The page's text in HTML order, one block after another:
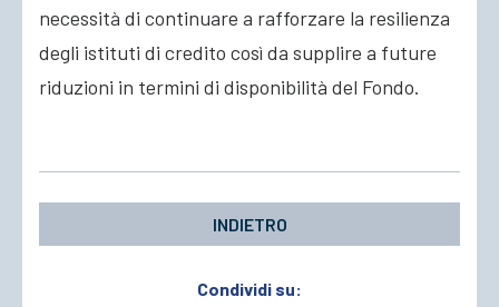
necessità di continuare a rafforzare la resilienza
degli istituti di credito così da supplire a future
riduzioni in termini di disponibilità del Fondo.
INDIETRO
Condividi su: